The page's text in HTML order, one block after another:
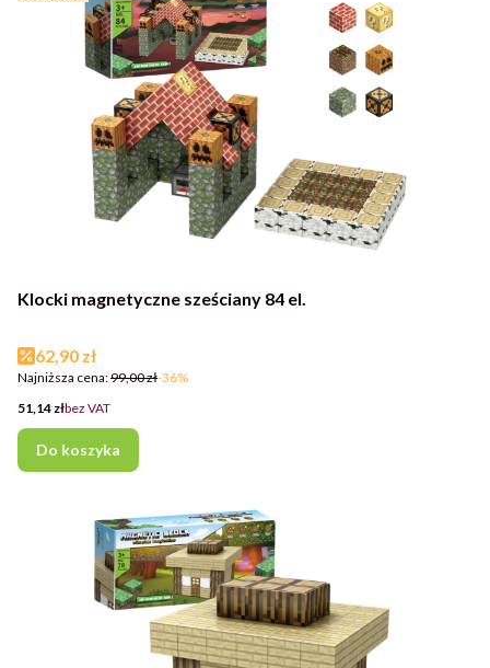
Klocki magnetyczne sześciany 84 el.
Cena promocyjna
62,90 zł
Najniższa cena:99,00 zł-36%
Cena
51,14 złbez VAT
Do koszyka